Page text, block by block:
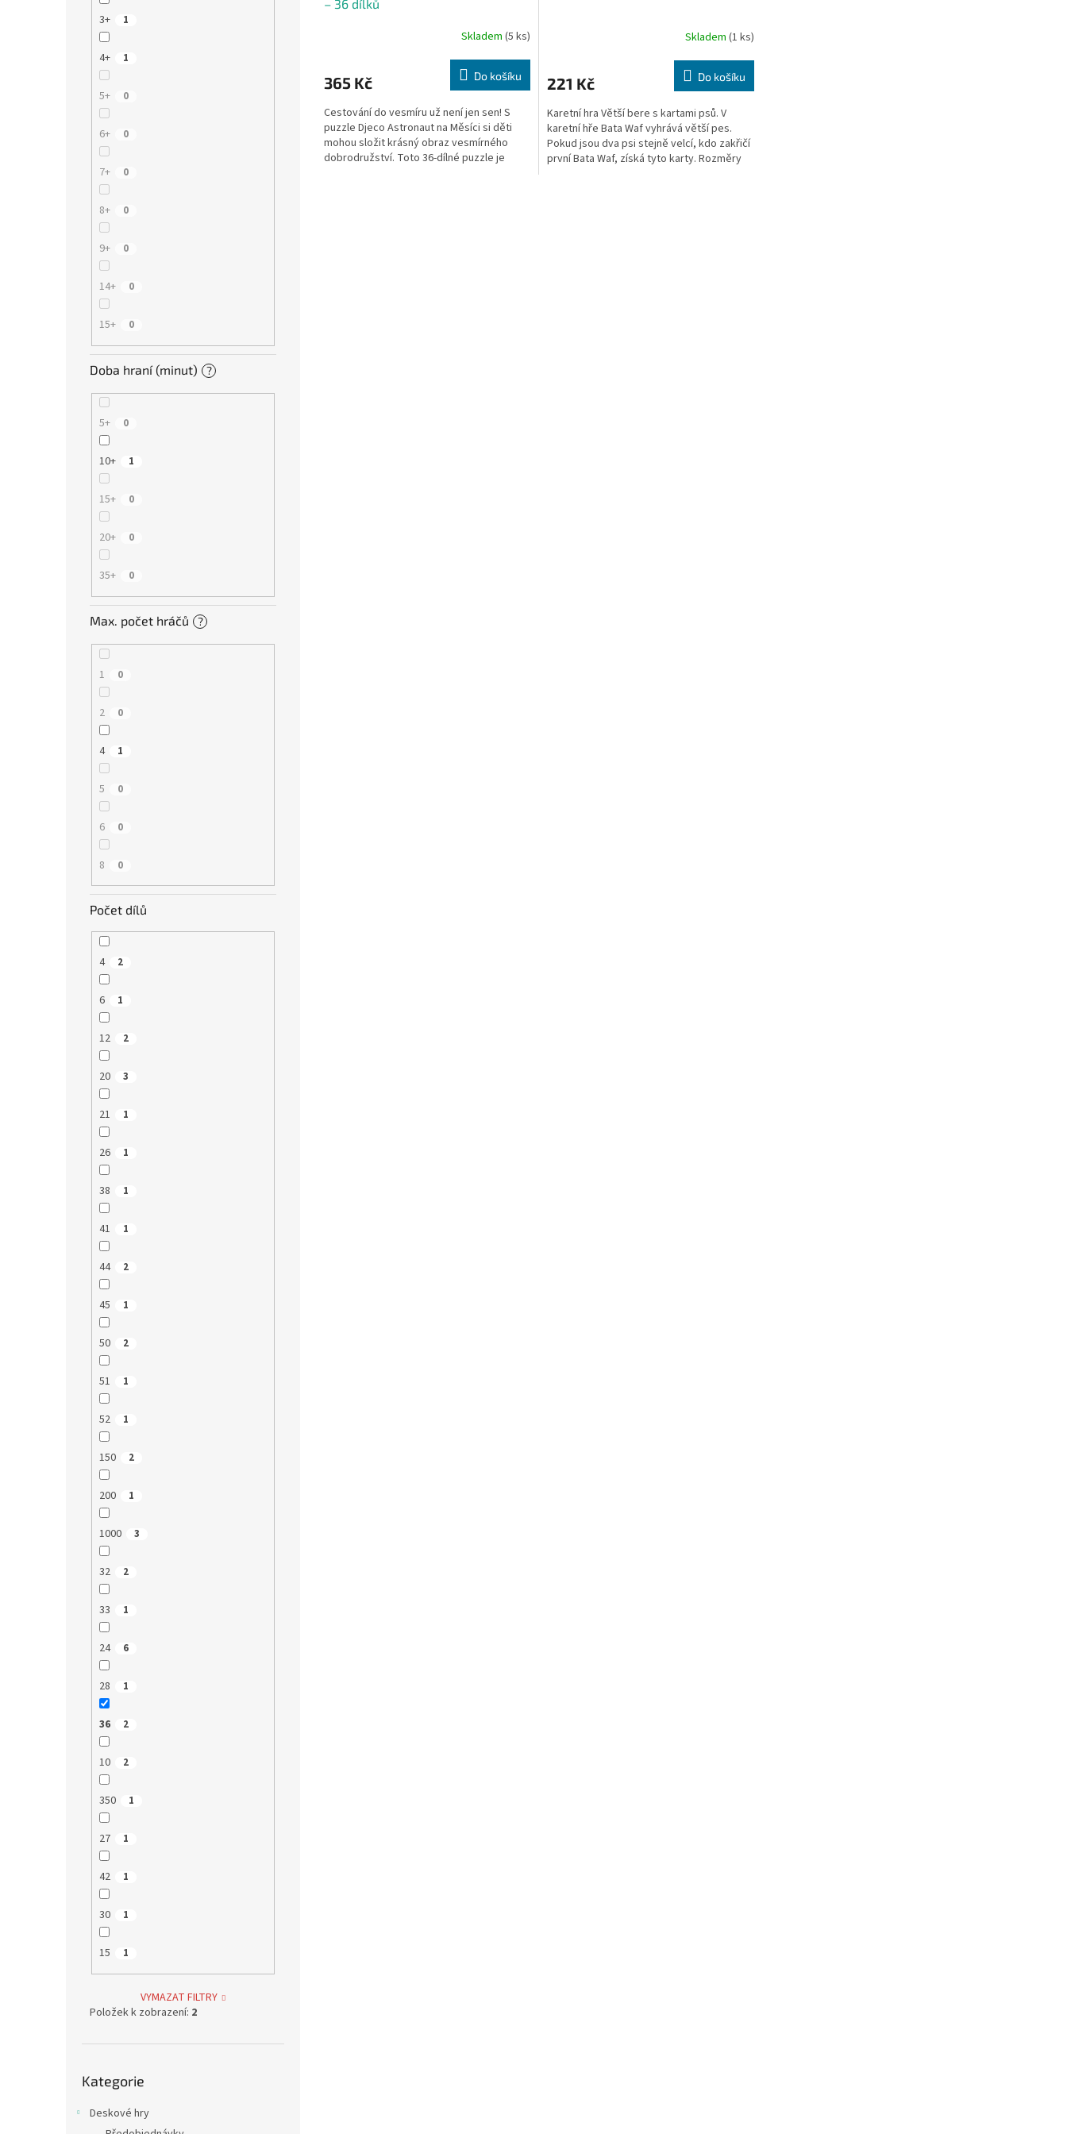
3+ 1
4+ 1
5+ 0
6+ 0
7+ 0
8+ 0
9+ 0
14+ 0
15+ 0
Doba hraní (minut) ?
5+ 0
10+ 1
15+ 0
20+ 0
35+ 0
Max. počet hráčů ?
1 0
2 0
4 1
5 0
6 0
8 0
Počet dílů
4 2
6 1
12 2
20 3
21 1
26 1
38 1
41 1
44 2
45 1
50 2
51 1
52 1
150 2
200 1
1000 3
32 2
33 1
24 6
28 1
36 2
10 2
350 1
27 1
42 1
30 1
15 1
VYMAZAT FILTRY
Položek k zobrazení: 2
kategorie
Kategorie
Deskové hry
– 36 dílků
Skladem (5 ks)
365 Kč Do košíku
Cestování do vesmíru už není jen sen! S
puzzle Djeco Astronaut na Měsíci si děti
mohou složit krásný obraz vesmírného
dobrodružství. Toto 36-dílné puzzle je
Skladem (1 ks)
221 Kč Do košíku
Karetní hra Větší bere s kartami psů. V
karetní hře Bata Waf vyhrává větší pes.
Pokud jsou dva psi stejně velcí, kdo zakřičí
první Bata Waf, získá tyto karty. Rozměry